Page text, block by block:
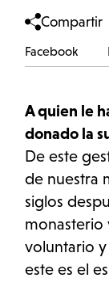
A quien le
donado la
De este
de nuestra
siglos
monasterio
voluntario
este es el
Compartir
Facebook
Facebook